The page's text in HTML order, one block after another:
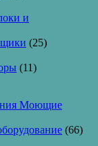
и
(25)
(11)
Моющие
(66)